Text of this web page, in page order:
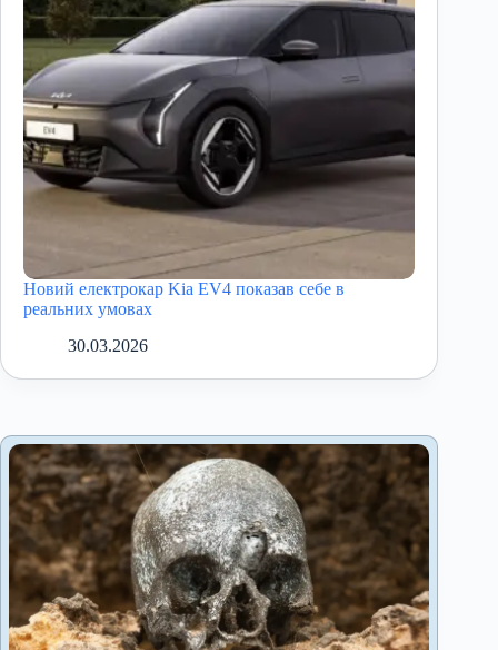
Новий електрокар Kia EV4 показав себе в
реальних умовах
30.03.2026